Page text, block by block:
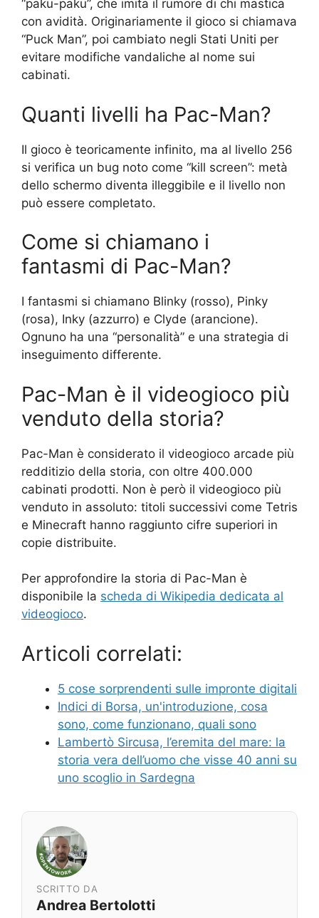
“paku-paku”, che imita il rumore di chi mastica
con avidità. Originariamente il gioco si chiamava
“Puck Man”, poi cambiato negli Stati Uniti per
evitare modifiche vandaliche al nome sui
cabinati.
Quanti livelli ha Pac-Man?
Il gioco è teoricamente infinito, ma al livello 256
si verifica un bug noto come “kill screen”: metà
dello schermo diventa illeggibile e il livello non
può essere completato.
Come si chiamano i
fantasmi di Pac-Man?
I fantasmi si chiamano Blinky (rosso), Pinky
(rosa), Inky (azzurro) e Clyde (arancione).
Ognuno ha una “personalità” e una strategia di
inseguimento differente.
Pac-Man è il videogioco più
venduto della storia?
Pac-Man è considerato il videogioco arcade più
redditizio della storia, con oltre 400.000
cabinati prodotti. Non è però il videogioco più
venduto in assoluto: titoli successivi come Tetris
e Minecraft hanno raggiunto cifre superiori in
copie distribuite.
Per approfondire la storia di Pac-Man è
disponibile la scheda di Wikipedia dedicata al
videogioco.
Articoli correlati:
5 cose sorprendenti sulle impronte digitali
Indici di Borsa, un'introduzione, cosa
sono, come funzionano, quali sono
Lambertò Sircusa, l’eremita del mare: la
storia vera dell’uomo che visse 40 anni su
uno scoglio in Sardegna
SCRITTO DA
Andrea Bertolotti